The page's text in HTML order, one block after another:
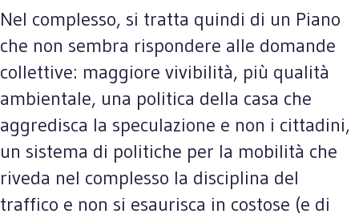
Nel complesso, si tratta quindi di un Piano
che non sembra rispondere alle domande
collettive: maggiore vivibilità, più qualità
ambientale, una politica della casa che
aggredisca la speculazione e non i cittadini,
un sistema di politiche per la mobilità che
riveda nel complesso la disciplina del
traffico e non si esaurisca in costose (e di